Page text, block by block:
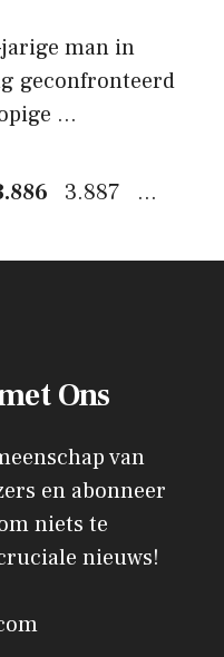
jarige man in
geconfronteerd
…
Pagina
3.887 …
Ons
van
en abonneer
niets te
nieuws!